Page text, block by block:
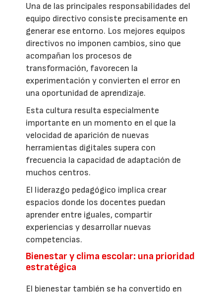
Una de las principales responsabilidades del
equipo directivo consiste precisamente en
generar ese entorno. Los mejores equipos
directivos no imponen cambios, sino que
acompañan los procesos de
transformación, favorecen la
experimentación y convierten el error en
una oportunidad de aprendizaje.
Esta cultura resulta especialmente
importante en un momento en el que la
velocidad de aparición de nuevas
herramientas digitales supera con
frecuencia la capacidad de adaptación de
muchos centros.
El liderazgo pedagógico implica crear
espacios donde los docentes puedan
aprender entre iguales, compartir
experiencias y desarrollar nuevas
competencias.
Bienestar y clima escolar: una prioridad
estratégica
El bienestar también se ha convertido en